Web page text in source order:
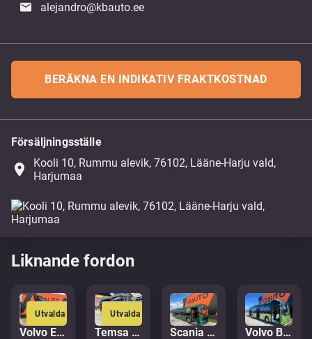
alejandro@kbauto.ee
BERÄKNA EN INDIKATIV FRAKTKOSTNAD
Försäljningsställe
place
Kooli 10, Rummu alevik, 76102, Lääne-Harju vald,
Harjumaa
Liknande fordon
Utvalda
Volvo EWR 170 E
Utvalda
Temsa Prestij
Scania K280 Citywide LE 6x2*4
Volvo B5LH 7900 HC 4x2